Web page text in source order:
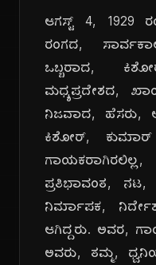
ಆಗಸ್ಟ್ 4, 1929
ರಂಗದ,
ಒಬ್ಬರಾದ,
ಮಧ್ಯಪ್ರದೇಶದ,
ನಿಜವಾದ, ಹೆಸರು,
ಕಿಶೋರ್,
ಪ್ರತಿಭಾವಂತ,
ನಿರ್ಮಾಪಕ,
ಆಗಿದ್ದರು. ಅವರ,
ಅವರು, ತಮ್ಮ,